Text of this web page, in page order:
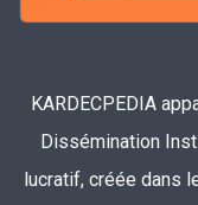
KARDECPEDIA
Dissémination
lucratif, créée dans